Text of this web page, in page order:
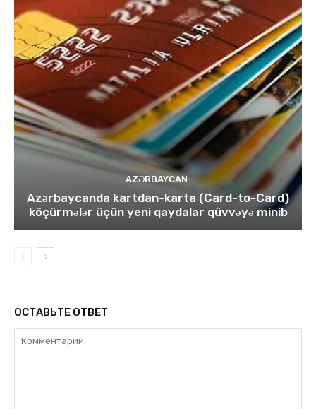
AZƏRBAYCAN
Azərbaycanda kartdan-karta (Card-to-Card)
köçürmələr üçün yeni qaydalar qüvvəyə minib
ОСТАВЬТЕ ОТВЕТ